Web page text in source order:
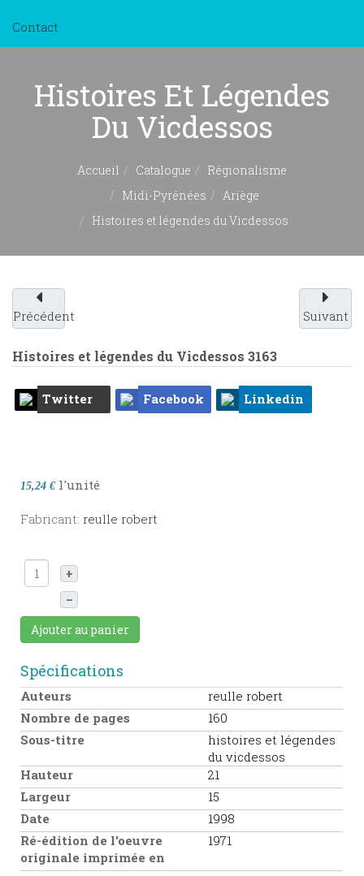
Contact
Histoires Et Légendes
Du Vicdessos
Accueil Catalogue
Régionalisme
Midi-Pyrénées
Ariège
Histoires et légendes du Vicdessos
Précédent Suivant
Histoires et légendes du Vicdessos 3163
Twitter Facebook Linkedin
15,24 € l'unité
Fabricant: reulle robert
+
–
Ajouter au panier
Spécifications
Auteurs
reulle robert
Nombre de pages
160
Sous-titre
histoires et légendes
du vicdessos
Hauteur
21
Largeur
15
Date
1998
Ré-édition de l'oeuvre
originale imprimée en
1971